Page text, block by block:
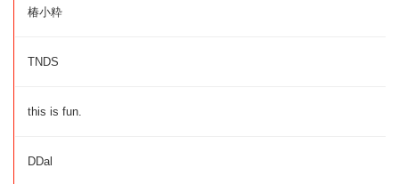
椿小粋
TNDS
this is fun.
DDal